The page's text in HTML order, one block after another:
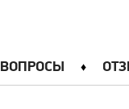
ВОПРОСЫ